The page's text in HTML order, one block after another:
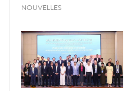
NOUVELLES